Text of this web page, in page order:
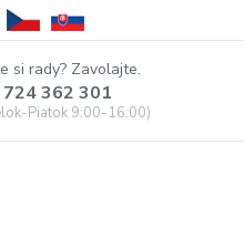
si rady? Zavolajte.
362 301
Piatok 9:00-16:00)